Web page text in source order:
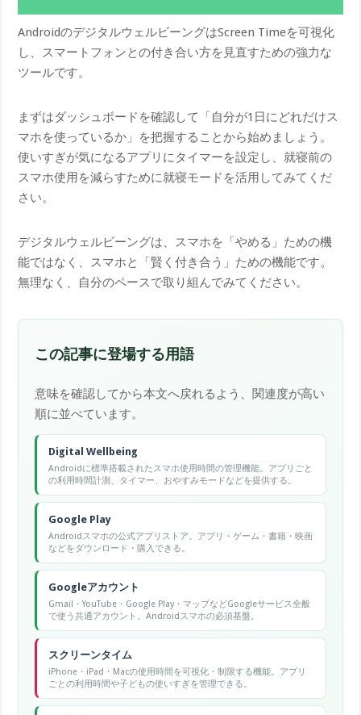
AndroidのデジタルウェルビーングはScreen Timeを可視化
し、スマートフォンとの付き合い方を見直すための強力な
ツールです。
まずはダッシュボードを確認して「自分が1日にどれだけス
マホを使っているか」を把握することから始めましょう。
使いすぎが気になるアプリにタイマーを設定し、就寝前の
スマホ使用を減らすために就寝モードを活用してみてくだ
さい。
デジタルウェルビーングは、スマホを「やめる」ための機
能ではなく、スマホと「賢く付き合う」ための機能です。
無理なく、自分のペースで取り組んでみてください。
この記事に登場する用語
意味を確認してから本文へ戻れるよう、関連度が高い
順に並べています。
Digital Wellbeing
Androidに標準搭載されたスマホ使用時間の管理機能。アプリごと
の利用時間計測、タイマー、おやすみモードなどを提供する。
Google Play
Androidスマホの公式アプリストア。アプリ・ゲーム・書籍・映画
などをダウンロード・購入できる。
Googleアカウント
Gmail・YouTube・Google Play・マップなどGoogleサービス全般
で使う共通アカウント。Androidスマホの必須基盤。
スクリーンタイム
iPhone・iPad・Macの使用時間を可視化・制限する機能。アプリ
ごとの利用時間や子どもの使いすぎを管理できる。